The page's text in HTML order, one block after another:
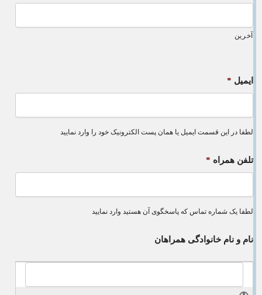
آخرین
ایمیل *
لطفا در این قسمت ایمیل یا همان پست الکترونیک خود را وارد نمایید
تلفن همراه *
لطفا یک شماره تماس که پاسخگوی آن هستید وارد نمایید
نام و نام خانوادگی همراهان